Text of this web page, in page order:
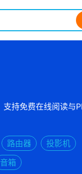
持免费在线阅读与
路由器
投影机
音箱